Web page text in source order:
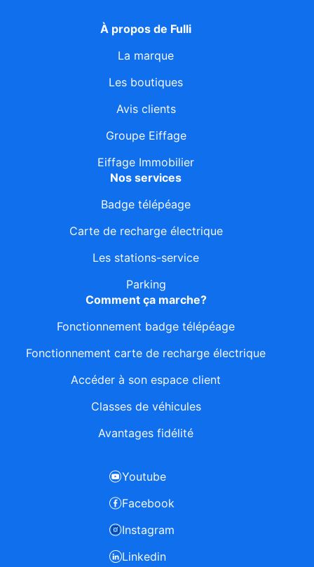
À propos de Fulli
La marque
Les boutiques
Avis clients
Groupe Eiffage
Eiffage Immobilier
Nos services
Badge télépéage
Carte de recharge électrique
Les stations-service
Parking
Comment ça marche?
Fonctionnement badge télépéage
Fonctionnement carte de recharge électrique
Accéder à son espace client
Classes de véhicules
Avantages fidélité
Youtube
Facebook
Instagram
Linkedin